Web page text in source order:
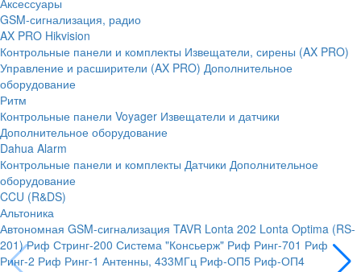
Аксессуары
GSM-сигнализация, радио
AX PRO Hikvision
Контрольные панели и комплекты Извещатели, сирены (AX PRO)
Управление и расширители (AX PRO) Дополнительное
оборудование
Ритм
Контрольные панели Voyager Извещатели и датчики
Дополнительное оборудование
Dahua Alarm
Контрольные панели и комплекты Датчики Дополнительное
оборудование
CCU (R&DS)
Альтоника
Автономная GSM-сигнализация TAVR Lonta 202 Lonta Optima (RS-
201) Риф Стринг-200 Система "Консьерж" Риф Ринг-701 Риф
Ринг-2 Риф Ринг-1 Антенны, 433МГц Риф-ОП5 Риф-ОП4